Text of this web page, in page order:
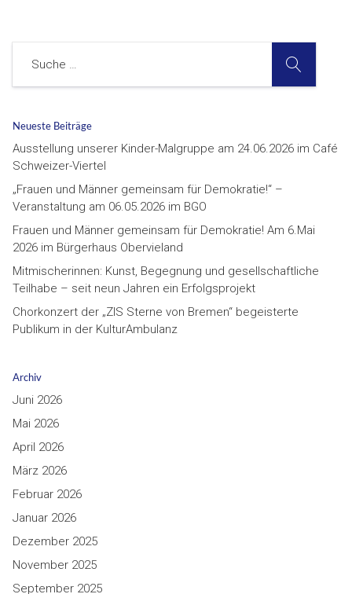
SUCHE
Neueste Beiträge
Ausstellung unserer Kinder-Malgruppe am 24.06.2026 im Café
Schweizer-Viertel
„Frauen und Männer gemeinsam für Demokratie!“ –
Veranstaltung am 06.05.2026 im BGO
Frauen und Männer gemeinsam für Demokratie! Am 6.Mai
2026 im Bürgerhaus Obervieland
Mitmischerinnen: Kunst, Begegnung und gesellschaftliche
Teilhabe – seit neun Jahren ein Erfolgsprojekt
Chorkonzert der „ZIS Sterne von Bremen“ begeisterte
Publikum in der KulturAmbulanz
Archiv
Juni 2026
Mai 2026
April 2026
März 2026
Februar 2026
Januar 2026
Dezember 2025
November 2025
September 2025